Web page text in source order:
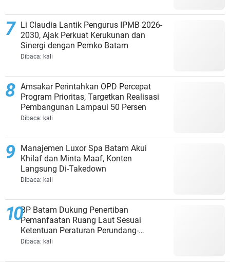
Li Claudia Lantik Pengurus IPMB 2026-
2030, Ajak Perkuat Kerukunan dan
Sinergi dengan Pemko Batam
Dibaca: kali
Amsakar Perintahkan OPD Percepat
Program Prioritas, Targetkan Realisasi
Pembangunan Lampaui 50 Persen
Dibaca: kali
Manajemen Luxor Spa Batam Akui
Khilaf dan Minta Maaf, Konten
Langsung Di-Takedown
Dibaca: kali
BP Batam Dukung Penertiban
Pemanfaatan Ruang Laut Sesuai
Ketentuan Peraturan Perundang-
undangan
Dibaca: kali